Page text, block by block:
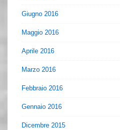
Giugno 2016
Maggio 2016
Aprile 2016
Marzo 2016
Febbraio 2016
Gennaio 2016
Dicembre 2015